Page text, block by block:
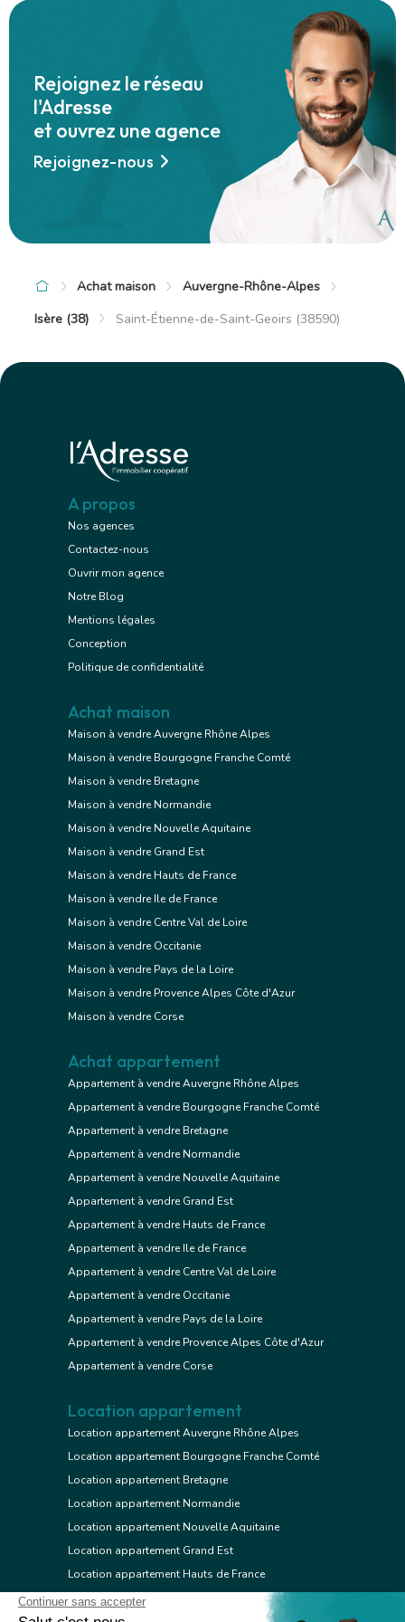
Rejoignez le réseau
l'Adresse
et ouvrez une agence
Rejoignez-nous
Achat maison
Auvergne-Rhône-Alpes
Isère (38)
Saint-Étienne-de-Saint-Geoirs (38590)
A propos
Nos agences
Contactez-nous
Ouvrir mon agence
Notre Blog
Mentions légales
Conception
Politique de confidentialité
Achat maison
Maison à vendre Auvergne Rhône Alpes
Maison à vendre Bourgogne Franche Comté
Maison à vendre Bretagne
Maison à vendre Normandie
Maison à vendre Nouvelle Aquitaine
Maison à vendre Grand Est
Maison à vendre Hauts de France
Maison à vendre Ile de France
Maison à vendre Centre Val de Loire
Maison à vendre Occitanie
Maison à vendre Pays de la Loire
Maison à vendre Provence Alpes Côte d'Azur
Maison à vendre Corse
Achat appartement
Appartement à vendre Auvergne Rhône Alpes
Appartement à vendre Bourgogne Franche Comté
Appartement à vendre Bretagne
Appartement à vendre Normandie
Appartement à vendre Nouvelle Aquitaine
Appartement à vendre Grand Est
Appartement à vendre Hauts de France
Appartement à vendre Ile de France
Appartement à vendre Centre Val de Loire
Appartement à vendre Occitanie
Appartement à vendre Pays de la Loire
Appartement à vendre Provence Alpes Côte d'Azur
Appartement à vendre Corse
Location appartement
Location appartement Auvergne Rhône Alpes
Location appartement Bourgogne Franche Comté
Location appartement Bretagne
Location appartement Normandie
Location appartement Nouvelle Aquitaine
Location appartement Grand Est
Location appartement Hauts de France
Location appartement Ile de France